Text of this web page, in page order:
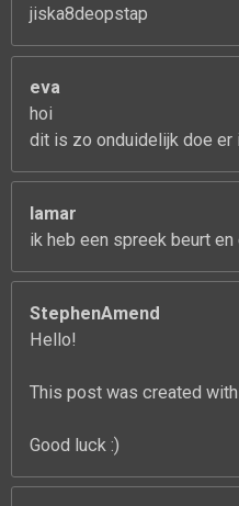
jiska8deopstap
eva
hoi
dit is zo onduidelijk doe er
lamar
ik heb een spreek beurt
StephenAmend
Hello!
This post was created with
Good luck :)